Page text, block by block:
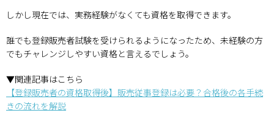
しかし現在では、実務経験がなくても資格を取得できます。
誰でも登録販売者試験を受けられるようになったため、未経験の方
でもチャレンジしやすい資格と言えるでしょう。
▼関連記事はこちら
【登録販売者の資格取得後】販売従事登録は必要？合格後の各手続
きの流れを解説